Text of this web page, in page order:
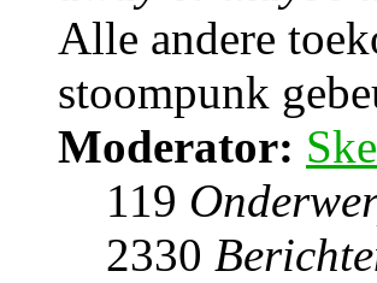
Alle andere
stoompunk
Moderator:
119
2330